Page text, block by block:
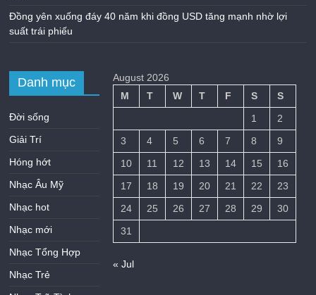
Đồng yên xuống đáy 40 năm khi đồng USD tăng mạnh nhờ lợi
suất trái phiếu
Danh mục
Đời sống
Giải Trí
Hóng hớt
Nhạc Âu Mỹ
Nhạc hot
Nhạc mới
Nhạc Tổng Hợp
Nhạc Trẻ
August 2026
M
T W T F S
S
1
2
3
4 5 6 7 8
9
10
11 12 13 14 15
16
17
18 19 20 21 22
23
24
25 26 27 28 29
30
31
« Jul